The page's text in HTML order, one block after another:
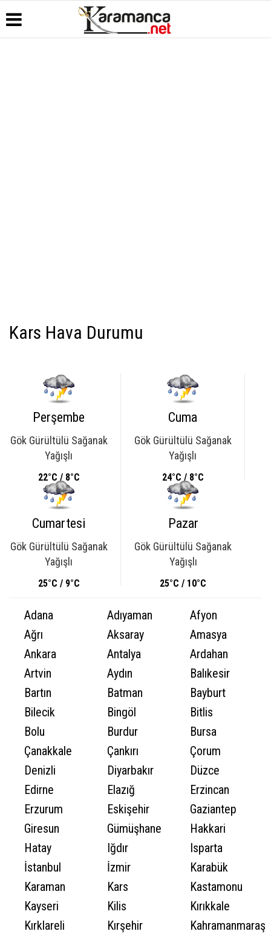
Kars Hava Durumu
Perşembe
Gök Gürültülü Sağanak
Yağışlı
22°C / 8°C
Cuma
Gök Gürültülü Sağanak
Yağışlı
24°C / 8°C
Cumartesi
Gök Gürültülü Sağanak
Yağışlı
25°C / 9°C
Pazar
Gök Gürültülü Sağanak
Yağışlı
25°C / 10°C
Adana Adıyaman
Afyon
Ağrı
Aksaray
Amasya
Ankara
Antalya
Ardahan
Artvin
Aydın
Balıkesir
Bartın
Batman
Bayburt
Bilecik
Bingöl
Bitlis
Bolu
Burdur
Bursa
Çanakkale
Çankırı
Çorum
Denizli
Diyarbakır
Düzce
Edirne
Elazığ
Erzincan
Erzurum
Eskişehir
Gaziantep
Giresun
Gümüşhane
Hakkari
Hatay
Iğdır
Isparta
İstanbul
İzmir
Karabük
Karaman
Kars
Kastamonu
Kayseri
Kilis
Kırıkkale
Kırklareli
Kırşehir
Kahramanmaraş